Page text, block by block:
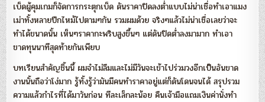
เบ็ดผู้คุมเกมก็จัดการกระตุกเบ็ด ดันราคาปิดลงต่ำแบบไม่น่าเชื่อทำเอาแมง
เม่าทั้งหลายปีกไหม้ไปตามๆกัน รวมผมด้วย จริงๆแล้วไม่น่าเชื่อเลยว่าจะ
ทำได้ขนาดนั้น เห็นๆราคากะพริบสูงขึ้นๆ แต่ดันปิดต่ำลงมามาก ทำเอา
ขาดทุนนาทีสุดท้ายกันเพียบ
บทเรียนสำคัญชิ้นนี้ ผมจำไม่ลืมและไม่มีวันจะเข้าไปร่วมวงอีกเป็นอันขาด
งานนั้นถือว่าโง่มาก รู้ทั้งรู้ว่ามันมีคนทำราคาอยู่แต่ก็ดันโดนจนได้ สรุปรวม
ความแล้วกำไรที่ได้มาวันก่อน ทีละเล็กละน้อย คืนเจ้ามือแถมเงินค่านั่งทำ